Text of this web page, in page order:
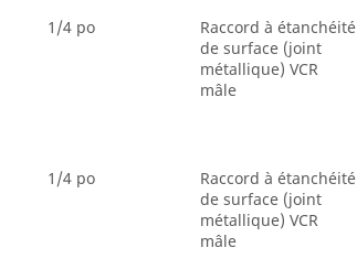
1/4 po
Raccord à étanchéité
de surface (joint
métallique) VCR
mâle
1/4 po
Raccord à étanchéité
de surface (joint
métallique) VCR
mâle